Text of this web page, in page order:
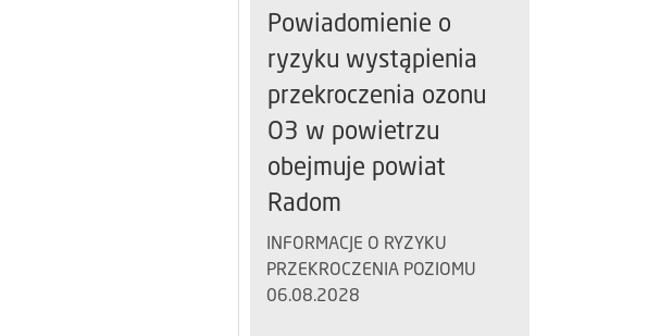
Powiadomienie o
ryzyku wystąpienia
przekroczenia ozonu
O3 w powietrzu
obejmuje powiat
Radom
INFORMACJE O RYZYKU
PRZEKROCZENIA POZIOMU
06.08.2028